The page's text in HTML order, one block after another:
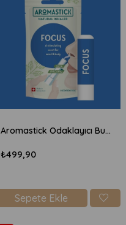
Aromastick Odaklayıcı Burun Çubuğu
₺499,90
Sepete Ekle